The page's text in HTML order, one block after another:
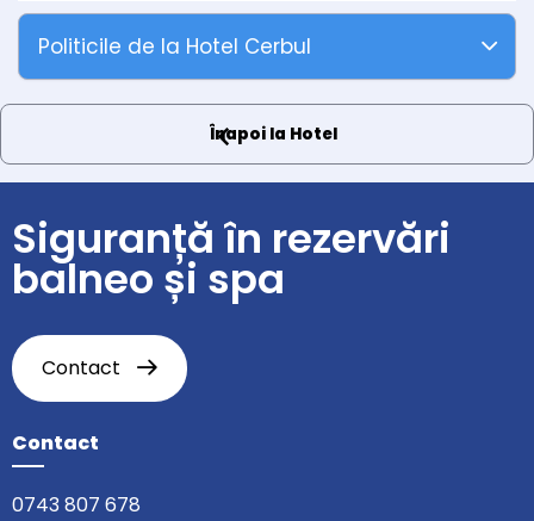
Politicile de la Hotel Cerbul
Înapoi la Hotel
Siguranță în rezervări
balneo și spa
Contact
Contact
0743 807 678